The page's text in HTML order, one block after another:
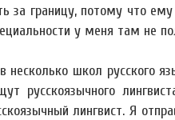
за границу, потому что
у меня там не
несколько школ русского
русскоязычного
лингвист. Я